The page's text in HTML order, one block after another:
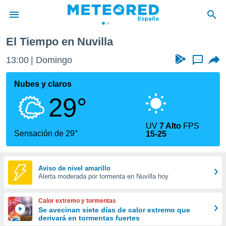
de
por
que se
calidad.
a este
las
y
forma
digital
basada
El Tiempo en Nuvilla
13:00 Domingo ...
Nubes y claros
29°
Sensación de 29°
UV7 Alto FPS
15-25
Aviso de nivel amarillo
Alerta moderada por tormenta en Nuvilla hoy
Calor extremo y tormentas
Se avecinan siete días de calor extremo que
derivará en tormentas fuertes